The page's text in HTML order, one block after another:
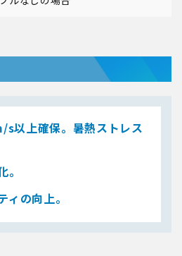
s以上確保。暑熱ストレス
ィの向上。